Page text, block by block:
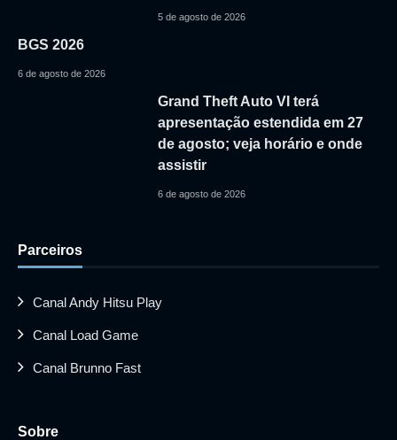
5 de agosto de 2026
BGS 2026
6 de agosto de 2026
Grand Theft Auto VI terá
apresentação estendida em 27
de agosto; veja horário e onde
assistir
6 de agosto de 2026
Parceiros
Canal Andy Hitsu Play
Canal Load Game
Canal Brunno Fast
Sobre